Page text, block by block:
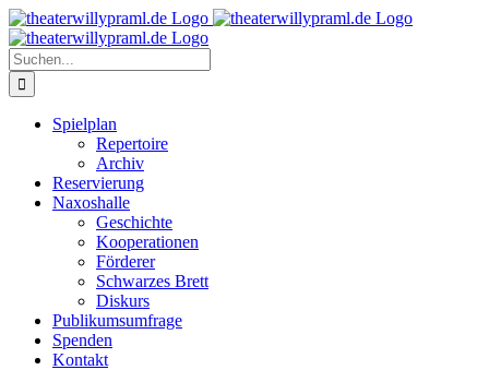
Zum
Inhalt
springen
Suche
nach:
Spielplan
Repertoire
Archiv
Reservierung
Naxoshalle
Geschichte
Kooperationen
Förderer
Schwarzes Brett
Diskurs
Publikumsumfrage
Spenden
Kontakt